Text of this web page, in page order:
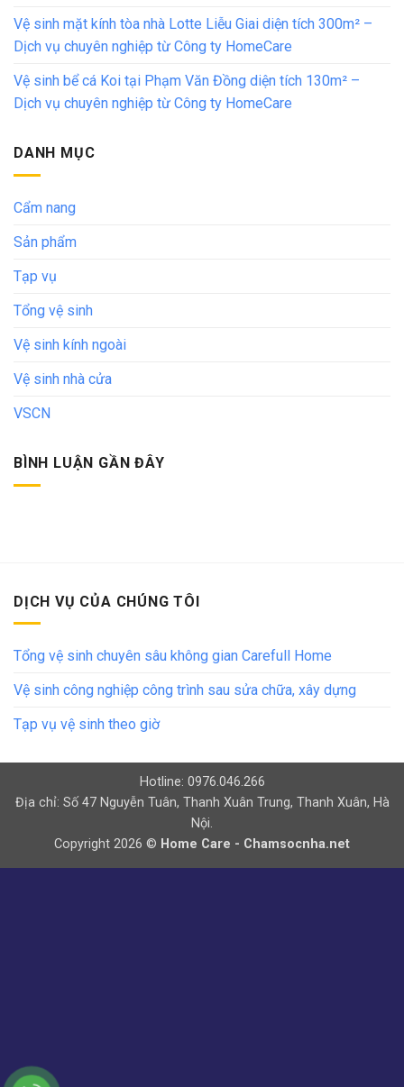
Vệ sinh mặt kính tòa nhà Lotte Liễu Giai diện tích 300m² –
Dịch vụ chuyên nghiệp từ Công ty HomeCare
Vệ sinh bể cá Koi tại Phạm Văn Đồng diện tích 130m² –
Dịch vụ chuyên nghiệp từ Công ty HomeCare
DANH MỤC
Cẩm nang
Sản phẩm
Tạp vụ
Tổng vệ sinh
Vệ sinh kính ngoài
Vệ sinh nhà cửa
VSCN
BÌNH LUẬN GẦN ĐÂY
DỊCH VỤ CỦA CHÚNG TÔI
Tổng vệ sinh chuyên sâu không gian Carefull Home
Vệ sinh công nghiệp công trình sau sửa chữa, xây dựng
Tạp vụ vệ sinh theo giờ
Hotline: 0976.046.266
Địa chỉ: Số 47 Nguyễn Tuân, Thanh Xuân Trung, Thanh Xuân, Hà
Nội.
Copyright 2026 © Home Care - Chamsocnha.net